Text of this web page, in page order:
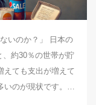
いのか？」 日本の
約30％の世帯が貯
えても支出が増えて
いのが現状です。…